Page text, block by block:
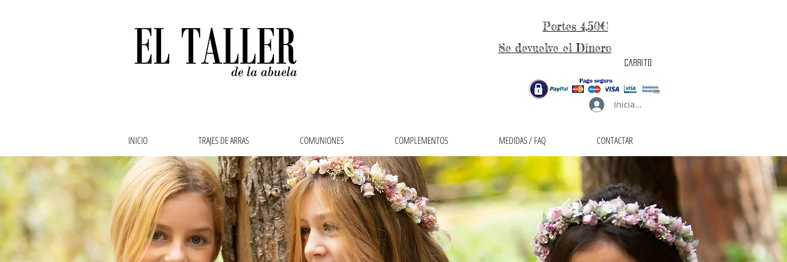
Portes 4,50€
Se devuelve el Dinero
carrito
Iniciar sesión
INICIO TRAJES DE ARRAS COMUNIONES COMPLEMENTOS MEDIDAS / FAQ
CONTACTAR
Ropa de bebe, ropa de niños, trajes de arras y vestidos de comunión en el taller de la
abuela,vestidos de arras, faldas, cubrepañales